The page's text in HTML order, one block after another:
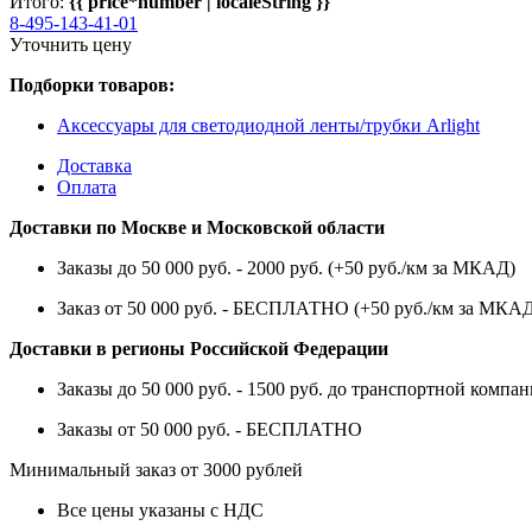
8-495-143-41-01
Уточнить цену
Подборки товаров:
Аксессуары для светодиодной ленты/трубки Arlight
Доставка
Оплата
Доставки по Москве и Московской области
Заказы до 50 000 руб. - 2000 руб. (+50 руб./км за МКАД)
Заказ от 50 000 руб. - БЕСПЛАТНО (+50 руб./км за
Доставки в регионы Российской Федерации
Заказы до 50 000 руб. - 1500 руб. до транспортной
Заказы от 50 000 руб. - БЕСПЛАТНО
Минимальный заказ от 3000 рублей
Все цены указаны с НДС